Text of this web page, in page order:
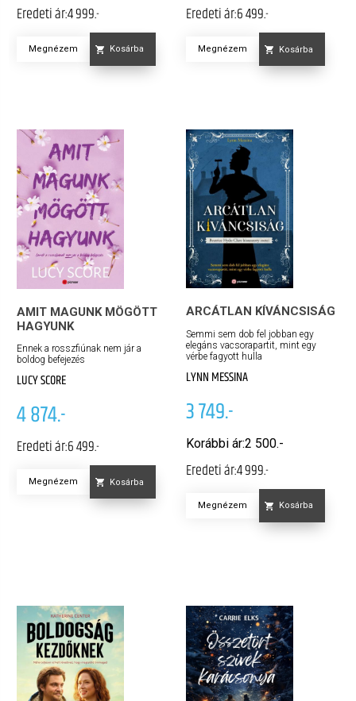
Eredeti ár:4 999.-
Megnézem Kosárba
Eredeti ár:6 499.-
Megnézem Kosárba
AMIT MAGUNK MÖGÖTT
HAGYUNK
Ennek a rosszfiúnak nem jár a
boldog befejezés
LUCY SCORE
4 874.-
Eredeti ár:6 499.-
Megnézem Kosárba
ARCÁTLAN KÍVÁNCSISÁG
Semmi sem dob fel jobban egy
elegáns vacsorapartit, mint egy
vérbe fagyott hulla
LYNN MESSINA
3 749.-
Korábbi ár:2 500.-
Eredeti ár:4 999.-
Megnézem Kosárba